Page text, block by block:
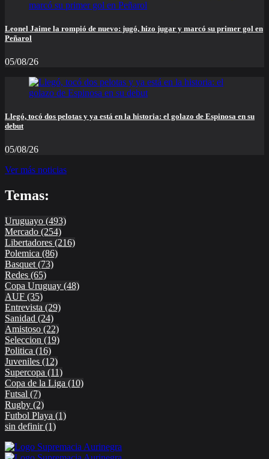
Leonel Jaime la rompió de nuevo: jugó, hizo jugar y marcó su primer gol en
Peñarol
05/08/26
Llegó, tocó dos pelotas y ya está en la historia: el golazo de Espinosa en su
debut
05/08/26
Ver más noticias
Temas:
Uruguayo (493)
Mercado (254)
Libertadores (216)
Polemica (86)
Basquet (73)
Redes (65)
Copa Uruguay (48)
AUF (35)
Entrevista (29)
Sanidad (24)
Amistoso (22)
Seleccion (19)
Politica (16)
Juveniles (12)
Supercopa (11)
Copa de la Liga (10)
Futsal (7)
Rugby (2)
Futbol Playa (1)
sin definir(1)